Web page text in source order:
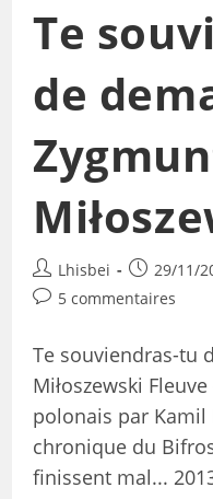
Te
de
Lhisbei 29/11/
5 commentaires
Te souviendras-tu
Miłoszewski
polonais par Kamil
chronique du
finissent mal...